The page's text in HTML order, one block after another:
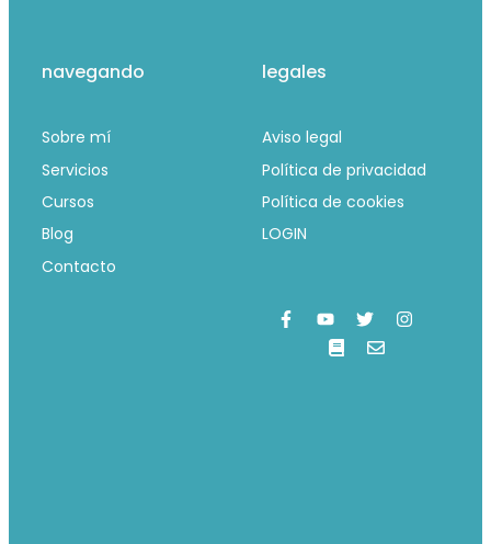
navegando
Sobre mí
Servicios
Cursos
Blog
Contacto
legales
Aviso legal
Política de privacidad
Política de cookies
LOGIN